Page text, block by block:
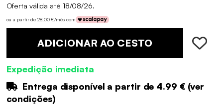
Oferta válida até 18/08/26.
ou a partir de 28,00 €/mês com
ADICIONAR AO CESTO
Expedição imediata
Entrega disponível a partir de 4.99 €(ver
condições)